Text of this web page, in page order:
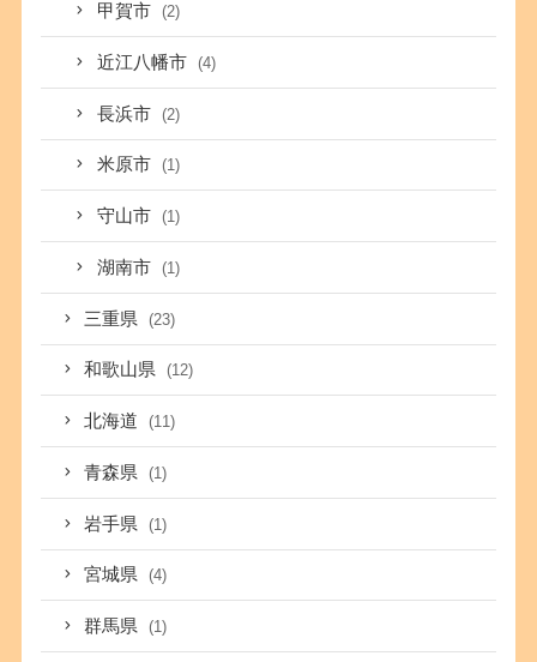
甲賀市 (2)
近江八幡市 (4)
長浜市 (2)
米原市 (1)
守山市 (1)
湖南市 (1)
三重県 (23)
和歌山県 (12)
北海道 (11)
青森県 (1)
岩手県 (1)
宮城県 (4)
群馬県 (1)